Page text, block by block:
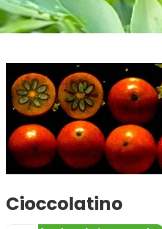
Cioccolatino